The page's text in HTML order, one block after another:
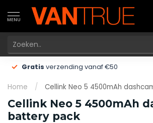
MENU
Gratis verzending vanaf €50
Home / Cellink Neo 5 4500mAh
Cellink Neo 5 4500mAh
battery pack